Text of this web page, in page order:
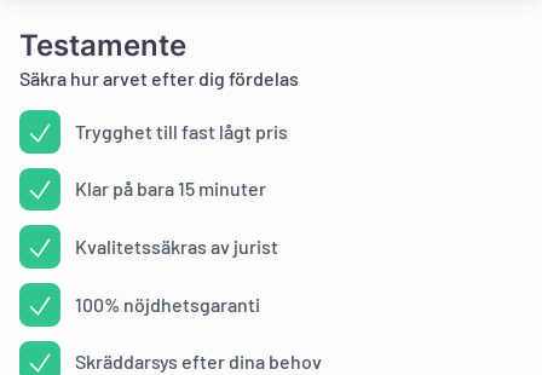
Testamente
Säkra hur arvet efter dig fördelas
Trygghet till fast lågt pris
Klar på bara 15 minuter
Kvalitetssäkras av jurist
100% nöjdhetsgaranti
Skräddarsys efter dina behov